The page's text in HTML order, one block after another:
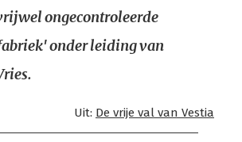
ongecontroleerde
onder leiding van
Uit: De vrije val van Vestia